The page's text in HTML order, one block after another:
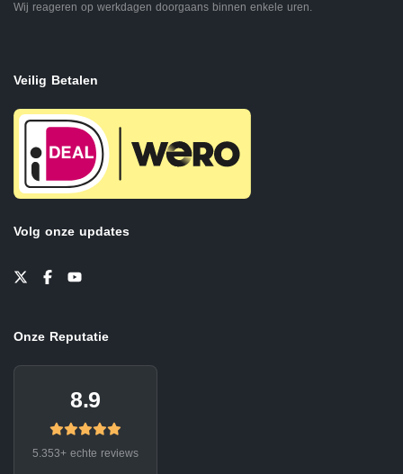
Wij reageren op werkdagen doorgaans binnen enkele uren.
Veilig Betalen
Volg onze updates
Onze Reputatie
8.9
5.353+ echte reviews